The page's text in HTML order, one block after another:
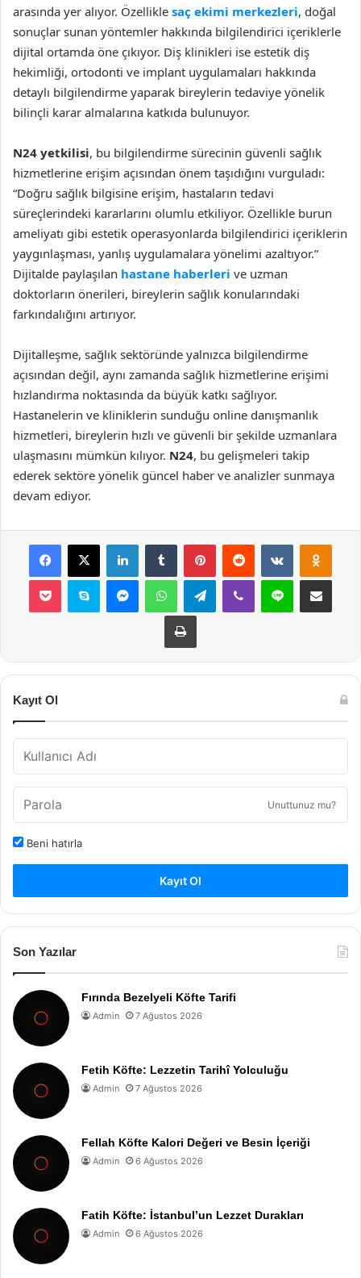
arasında yer alıyor. Özellikle saç ekimi merkezleri, doğal
sonuçlar sunan yöntemler hakkında bilgilendirici içeriklerle
dijital ortamda öne çıkıyor. Diş klinikleri ise estetik diş
hekimliği, ortodonti ve implant uygulamaları hakkında
detaylı bilgilendirme yaparak bireylerin tedaviye yönelik
bilinçli karar almalarına katkıda bulunuyor.
N24 yetkilisi, bu bilgilendirme sürecinin güvenli sağlık
hizmetlerine erişim açısından önem taşıdığını vurguladı:
“Doğru sağlık bilgisine erişim, hastaların tedavi
süreçlerindeki kararlarını olumlu etkiliyor. Özellikle burun
ameliyatı gibi estetik operasyonlarda bilgilendirici içeriklerin
yaygınlaşması, yanlış uygulamalara yönelimi azaltıyor.”
Dijitalde paylaşılan hastane haberleri ve uzman
doktorların önerileri, bireylerin sağlık konularındaki
farkındalığını artırıyor.
Dijitalleşme, sağlık sektöründe yalnızca bilgilendirme
açısından değil, aynı zamanda sağlık hizmetlerine erişimi
hızlandırma noktasında da büyük katkı sağlıyor.
Hastanelerin ve kliniklerin sunduğu online danışmanlık
hizmetleri, bireylerin hızlı ve güvenli bir şekilde uzmanlara
ulaşmasını mümkün kılıyor. N24, bu gelişmeleri takip
ederek sektöre yönelik güncel haber ve analizler sunmaya
devam ediyor.
Facebook
X LinkedInTumblr PinterestReddit VKontakte
Pocket Skype MessengerWhatsAppTelegramViber Line E-Posta ile
Yazdır
Kayıt Ol
Unuttunuz mu?
Beni hatırla
Kayıt Ol
Son Yazılar
Fırında Bezelyeli Köfte Tarifi
Admin 7 Ağustos 2026
Fetih Köfte: Lezzetin Tarihî Yolculuğu
Admin 7 Ağustos 2026
Fellah Köfte Kalori Değeri ve Besin İçeriği
Admin 6 Ağustos 2026
Fatih Köfte: İstanbul’un Lezzet Durakları
Admin 6 Ağustos 2026